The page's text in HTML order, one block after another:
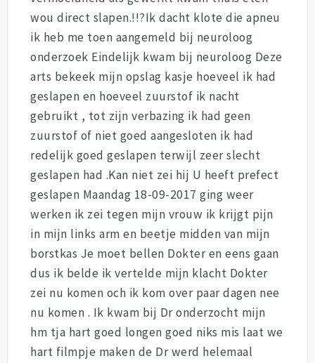
wou direct slapen.!!?Ik dacht klote die apneu
ik heb me toen aangemeld bij neuroloog
onderzoek Eindelijk kwam bij neuroloog Deze
arts bekeek mijn opslag kasje hoeveel ik had
geslapen en hoeveel zuurstof ik nacht
gebruikt , tot zijn verbazing ik had geen
zuurstof of niet goed aangesloten ik had
redelijk goed geslapen terwijl zeer slecht
geslapen had .Kan niet zei hij U heeft prefect
geslapen Maandag 18-09-2017 ging weer
werken ik zei tegen mijn vrouw ik krijgt pijn
in mijn links arm en beetje midden van mijn
borstkas Je moet bellen Dokter en eens gaan
dus ik belde ik vertelde mijn klacht Dokter
zei nu komen och ik kom over paar dagen nee
nu komen . Ik kwam bij Dr onderzocht mijn
hm tja hart goed longen goed niks mis laat we
hart filmpje maken de Dr werd helemaal